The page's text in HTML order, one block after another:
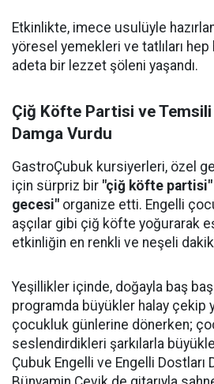
Etkinlikte, imece usulüyle
yöresel yemekleri ve tatlıları
adeta bir lezzet şöleni yaşandı.
Çiğ Köfte Partisi ve Temsili
Damga Vurdu
GastroÇubuk kursiyerleri, özel
için sürpriz bir "çiğ köfte partisi"
gecesi" organize etti. Engelli
aşçılar gibi çiğ köfte yoğurarak
etkinliğin en renkli ve neşeli
Yeşillikler içinde, doğayla baş
programda büyükler halay çekip
çocukluk günlerine dönerken;
seslendirdikleri şarkılarla
Çubuk Engelli ve Engelli Dostları